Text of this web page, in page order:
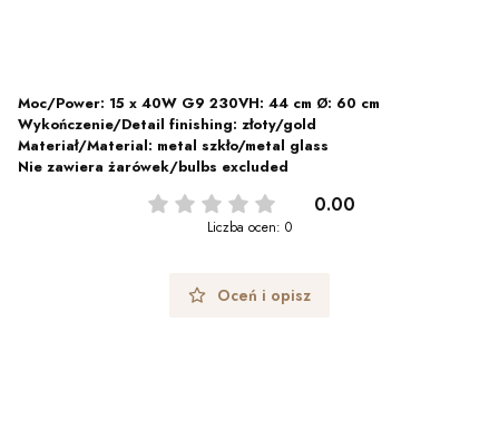
Moc/Power: 15 x 40W G9 230VH: 44 cm Ø: 60 cm
Wykończenie/Detail finishing: złoty/gold
Materiał/Material: metal szkło/metal glass
Nie zawiera żarówek/bulbs excluded
0.00
Liczba ocen: 0
Oceń i opisz